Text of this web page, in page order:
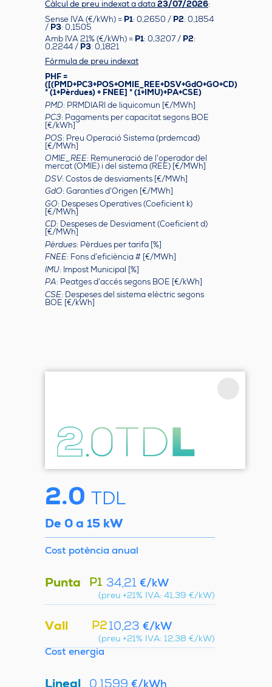
Càlcul de preu indexat a data 23/07/2026:
Sense IVA (€/kWh) = P1: 0,2650 / P2: 0,1854
/ P3: 0,1505
Amb IVA 21% (€/kWh) = P1: 0,3207 / P2:
0,2244 / P3: 0,1821
Fórmula de preu indexat
PHF =
([(PMD+PC3+POS+OMIE_REE+DSV+GdO+GO+CD)
* (1+Pèrdues) + FNEE] * (1+IMU)+PA+CSE)
PMD: PRMDIARI de liquicomun [€/MWh]
PC3: Pagaments per capacitat segons BOE
[€/kWh]
POS: Preu Operació Sistema (prdemcad)
[€/MWh]
OMIE_REE: Remuneració de l’operador del
mercat (OMIE) i del sistema (REE) [€/MWh]
DSV: Costos de desviaments [€/MWh]
GdO: Garanties d’Origen [€/MWh]
GO: Despeses Operatives (Coeficient k)
[€/MWh]
CD: Despeses de Desviament (Coeficient d)
[€/MWh]
Pèrdues: Pèrdues per tarifa [%]
FNEE: Fons d’eficiència # [€/MWh]
IMU: Impost Municipal [%]
PA: Peatges d’accés segons BOE [€/kWh]
CSE: Despeses del sistema elèctric segons
BOE [€/kWh]
2.0 TDL
De 0 a 15 kW
Cost potència anual
Punta P1 34,21 €/kW
(preu +21% IVA: 41,39 €/kW)
Vall P2 10,23 €/kW
(preu +21% IVA: 12,38 €/kW)
Cost energia